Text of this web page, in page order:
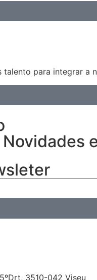
talento para integrar
3510-042 Viseu